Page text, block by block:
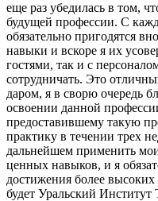
еще раз убедилась в том,
будущей профессии. С
обязательно пригодятся
навыки и вскоре я их
гостями, так и с
сотрудничать. Это
даром, я в сворю очередь
освоении данной
предоставившему такую
практику в течении трех
дальнейшем применить
ценных навыков, и я
достижения более
будет Уральский Институт